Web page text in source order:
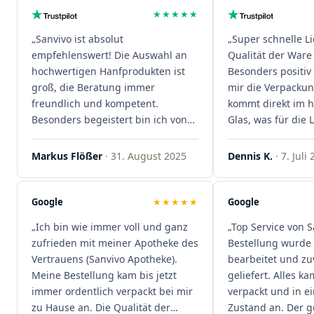
★★★★★
„Sanvivo ist absolut
empfehlenswert! Die Auswahl an
hochwertigen Hanfprodukten ist
groß, die Beratung immer
freundlich und kompetent.
Besonders begeistert bin ich von
der schnellen Rezeptannahme –
alles läuft unkompliziert und
sind extrem zügig, was mir jedes
Mal viel Zeit spart. Man merkt,
Kundenzufriedenheit an erster
Stelle stehen. Vielen Dank an das
Team von Sanvivo – ich bin
rundum begeistert!"
Markus Flößer · 31. August 2025
„Super schnelle
Qualität der
Besonders
mir die
kommt direkt im
Glas, was für die
ist. Ich bestelle
wieder!"
Dennis K. · 7. Juli
Google ★★★★★
„Ich bin wie immer voll und ganz
zufrieden mit meiner Apotheke des
Vertrauens (Sanvivo Apotheke).
Meine Bestellung kam bis jetzt
immer ordentlich verpackt bei mir
zu Hause an. Die Qualität der
Google
„Top Service von
Bestellung wurde
bearbeitet und
geliefert. Alles
verpackt und in
Zustand an. Der